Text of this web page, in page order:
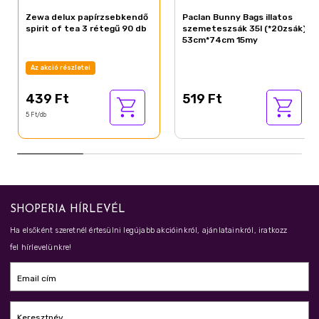
Zewa delux papírzsebkendő
spirit of tea 3 rétegű 90 db
Az akció részletei
439 Ft
5 Ft/db
Paclan Bunny Bags illatos
szemeteszsák 35l (*20zsák)
53cm*74cm 15my
519 Ft
SHOPERIA HÍRLEVÉL
Ha elsőként szeretnél értesülni legújabb akcióinkról, ajánlatainkról, iratkozz
fel hírlevelünkre!
Email cím